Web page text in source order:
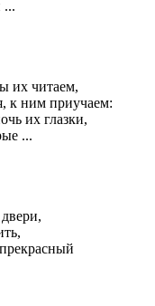
...
их читаем,
к ним приучаем:
их глазки,
...